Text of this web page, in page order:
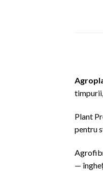
Plant
pentru
—